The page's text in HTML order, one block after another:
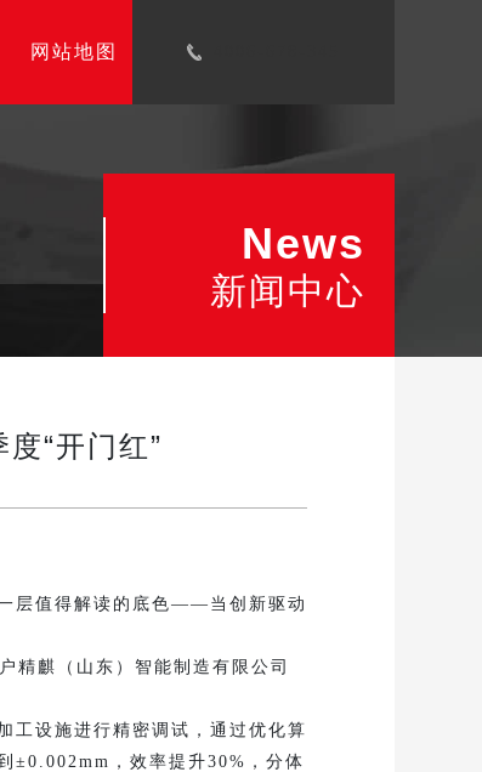
网站地图
News
新闻中心
“开门红”
层值得解读的底色——当创新驱动
麒（山东）智能制造有限公司
设施进行精密调试，通过优化算
±0.002mm，效率提升30%，分体